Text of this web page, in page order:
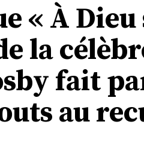
« À
la
fait
au